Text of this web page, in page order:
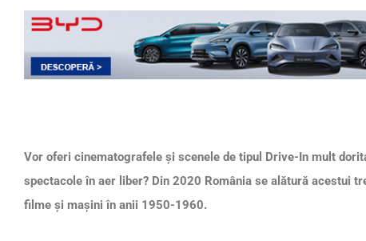
Vor oferi cinematografele și scenele de tipul Drive-In mult
spectacole în aer liber? Din 2020 România se alătură acestui
filme și mașini în anii 1950-1960.